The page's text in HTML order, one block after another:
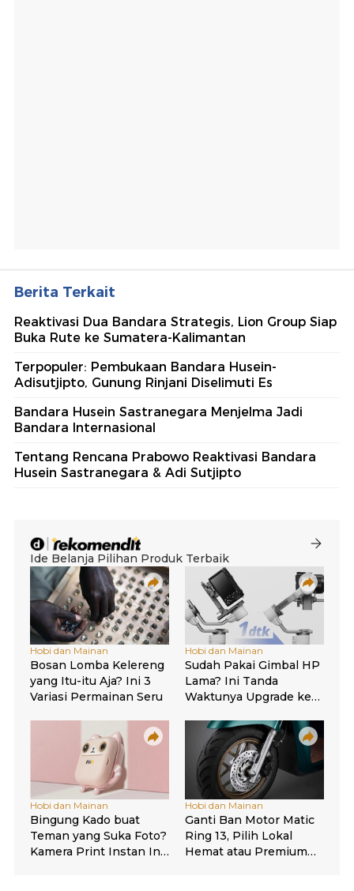
Berita Terkait
Reaktivasi Dua Bandara Strategis, Lion Group Siap
Buka Rute ke Sumatera-Kalimantan
Terpopuler: Pembukaan Bandara Husein-
Adisutjipto, Gunung Rinjani Diselimuti Es
Bandara Husein Sastranegara Menjelma Jadi
Bandara Internasional
Tentang Rencana Prabowo Reaktivasi Bandara
Husein Sastranegara & Adi Sutjipto